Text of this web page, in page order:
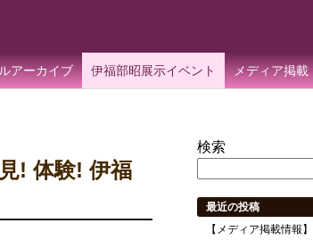
アーカイブ 伊福部昭展示イベント メディア掲載
! 体験! 伊福
検索
最近の投稿
【メディア掲載情報